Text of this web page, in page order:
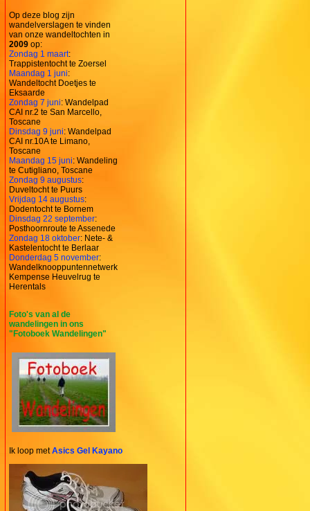
Op deze blog zijn
wandelverslagen te vinden
van onze wandeltochten in
2009 op:
Zondag 1 maart:
Trappistentocht te Zoersel
Maandag 1 juni:
Wandeltocht Doetjes te
Eksaarde
Zondag 7 juni: Wandelpad
CAI nr.2 te San Marcello,
Toscane
Dinsdag 9 juni: Wandelpad
CAI nr.10A te Limano,
Toscane
Maandag 15 juni: Wandeling
te Cutigliano, Toscane
Zondag 9 augustus:
Duveltocht te Puurs
Vrijdag 14 augustus:
Dodentocht te Bornem
Dinsdag 22 september:
Posthoornroute te Assenede
Zondag 18 oktober: Nete- &
Kastelentocht te Berlaar
Donderdag 5 november:
Wandelknooppuntennetwerk
Kempense Heuvelrug te
Herentals
Foto's van al de
wandelingen in ons
"Fotoboek Wandelingen"
Ik loop metAsics Gel Kayano